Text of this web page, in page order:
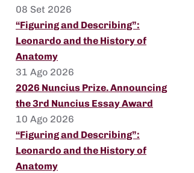
08 Set 2026
“Figuring and Describing”:
Leonardo and the History of
Anatomy
31 Ago 2026
2026 Nuncius Prize. Announcing
the 3rd Nuncius Essay Award
10 Ago 2026
“Figuring and Describing”:
Leonardo and the History of
Anatomy